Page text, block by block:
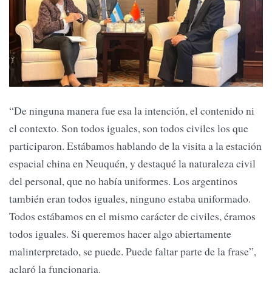
“De ninguna manera fue esa la intención, el contenido ni
el contexto. Son todos iguales, son todos civiles los que
participaron. Estábamos hablando de la visita a la estación
espacial china en Neuquén, y destaqué la naturaleza civil
del personal, que no había uniformes. Los argentinos
también eran todos iguales, ninguno estaba uniformado.
Todos estábamos en el mismo carácter de civiles, éramos
todos iguales. Si queremos hacer algo abiertamente
malinterpretado, se puede. Puede faltar parte de la frase”,
aclaró la funcionaria.